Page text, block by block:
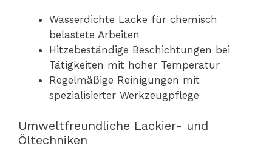
Wasserdichte Lacke für chemisch
belastete Arbeiten
Hitzebeständige Beschichtungen bei
Tätigkeiten mit hoher Temperatur
Regelmäßige Reinigungen mit
spezialisierter Werkzeugpflege
Umweltfreundliche Lackier- und
Öltechniken